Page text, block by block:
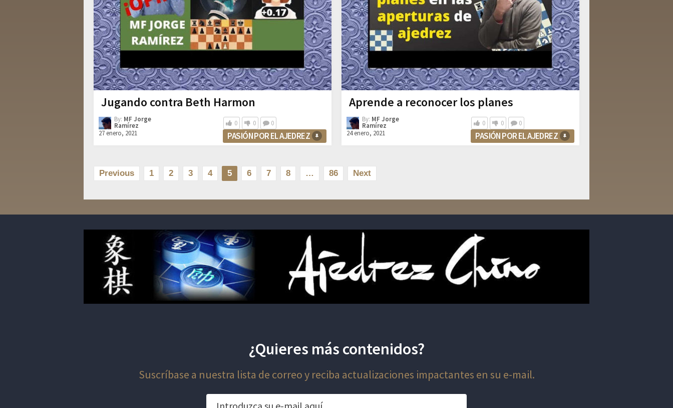
Jugando contra Beth Harmon
By: MF Jorge
Ramírez
27 enero, 2021
0 0 0
PASIÓN POR EL AJEDREZ
Aprende a reconocer los planes
By: MF Jorge
Ramírez
24 enero, 2021
0 0 0
PASIÓN POR EL AJEDREZ
Paginación
entradas
Previous 1 2 3 4 5 6 7 8 … 86 Next
¿Quieres más contenidos?
Suscríbase a nuestra lista de correo y reciba actualizaciones impactantes en su e-mail.